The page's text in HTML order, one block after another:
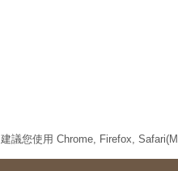
建議您使用 Chrome, Firefox,